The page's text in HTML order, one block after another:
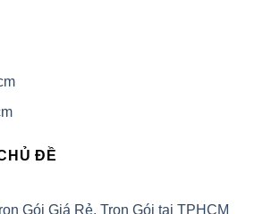
ĐỀ
Gói Giá Rẻ, Trọn Gói tại TPHCM